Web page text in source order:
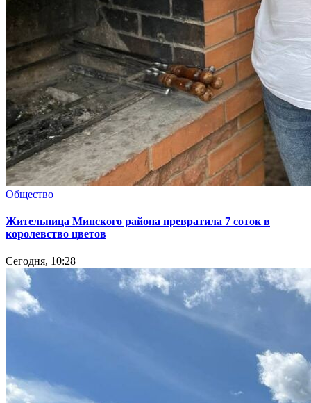
Общество
Жительница Минского района превратила 7 соток в
королевство цветов
Сегодня, 10:28